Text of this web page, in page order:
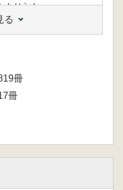
まり〕/
/
る碗―小平市鈴木
一例―〔小川望〕/
活様式の復元―香川
資料とその周辺地
角南聡一郎〕/
中形碗に飯碗を探
る
冊
冊